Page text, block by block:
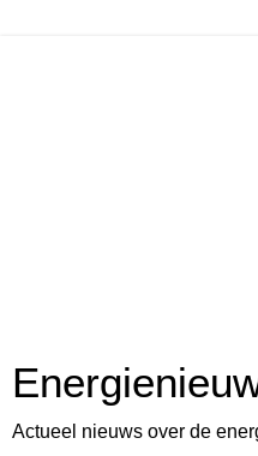
Actueel nieuws over de